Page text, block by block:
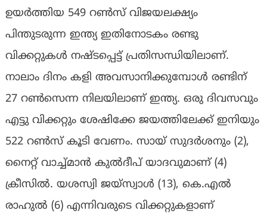
ഉയര്‍ത്തിയ 549 റണ്‍സ് വിജയലക്ഷ്യം
പിന്തുടരുന്ന ഇന്ത്യ ഇതിനോടകം രണ്ടു
വിക്കറ്റുകള്‍ നഷ്ടപ്പെട്ട് പ്രതിസന്ധിയിലാണ്.
നാലാം ദിനം കളി അവസാനിക്കുമ്പോള്‍ രണ്ടിന്
27 റണ്‍സെന്ന നിലയിലാണ് ഇന്ത്യ. ഒരു ദിവസവും
എട്ടു വിക്കറ്റും ശേഷിക്കേ ജയത്തിലേക്ക് ഇനിയും
522 റണ്‍സ് കൂടി വേണം. സായ് സുദര്‍ശനും (2),
നൈറ്റ് വാച്ച്മാന്‍ കുല്‍ദീപ് യാദവുമാണ് (4)
ക്രീസില്‍. യശസ്വി ജയ്‌സ്വാള്‍ (13), കെ.എല്‍
രാഹുല്‍ (6) എന്നിവരുടെ വിക്കറ്റുകളാണ്